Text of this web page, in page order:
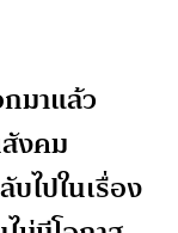
มาแล้ว
งคม
ไปในเรื่อง